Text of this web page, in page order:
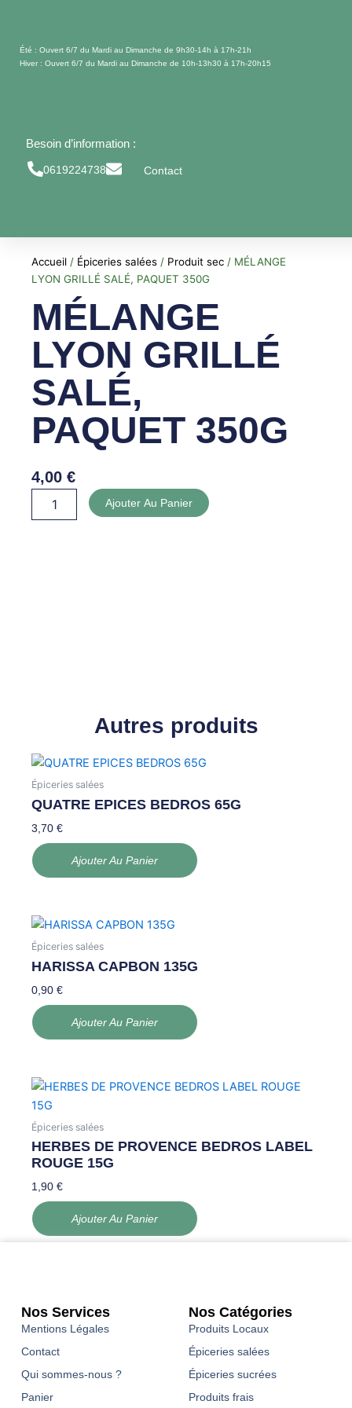
contenuÉté : Ouvert 6/7 du Mardi au Dimanche de 9h30-14h à 17h-21h
Hiver : Ouvert 6/7 du Mardi au Dimanche de 10h-13h30 à 17h-20h15
Besoin d’information :
0619224738 Contact
Accueil / Épiceries salées / Produit sec / MÉLANGE
LYON GRILLÉ SALÉ, PAQUET 350G
MÉLANGE
LYON GRILLÉ
SALÉ,
PAQUET 350G
4,00€
Ajouter Au Panier
Autres produits
Épiceries salées
QUATRE EPICES BEDROS 65G
3,70€
Ajouter Au Panier
Épiceries salées
HARISSA CAPBON 135G
0,90€
Ajouter Au Panier
Épiceries salées
HERBES DE PROVENCE BEDROS LABEL
ROUGE 15G
1,90€
Ajouter Au Panier
Nos Services
Mentions Légales
Contact
Qui sommes-nous ?
Panier
Nos Catégories
Produits Locaux
Épiceries salées
Épiceries sucrées
Produits frais